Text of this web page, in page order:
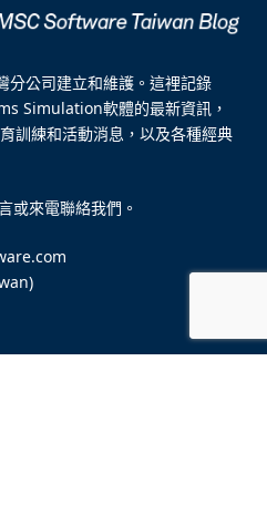
分公司建立和維護。這裡記錄
Simulation軟體的最新資訊，
訓練和活動消息，以及各種經典
或來電聯絡我們。